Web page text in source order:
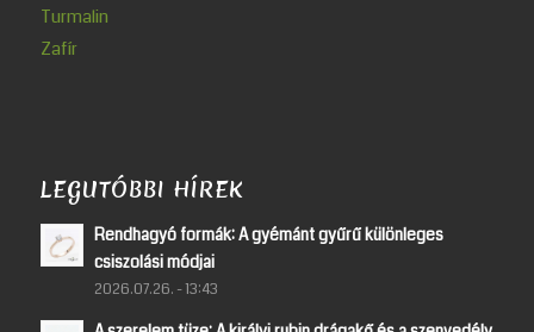
Turmalin
Zafír
LEGUTÓBBI HÍREK
Rendhagyó formák: A gyémánt gyűrű különleges
csiszolási módjai
2026.07.26. - 13:43